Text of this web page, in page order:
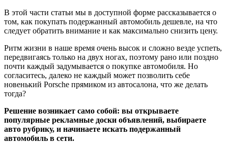
В этой части статьи мы в доступной форме рассказывается о
том, как покупать подержанный автомобиль дешевле, на что
следует обратить внимание и как максимально снизить цену.
Ритм жизни в наше время очень высок и сложно везде успеть,
передвигаясь только на двух ногах, поэтому рано или поздно
почти каждый задумывается о покупке автомобиля. Но
согласитесь, далеко не каждый может позволить себе
новенький Porsche прямиком из автосалона, что же делать
тогда?
Решение возникает само собой: вы открываете
популярные рекламные доски объявлений, выбираете
авто рубрику, и начинаете искать подержанный
автомобиль в сети.